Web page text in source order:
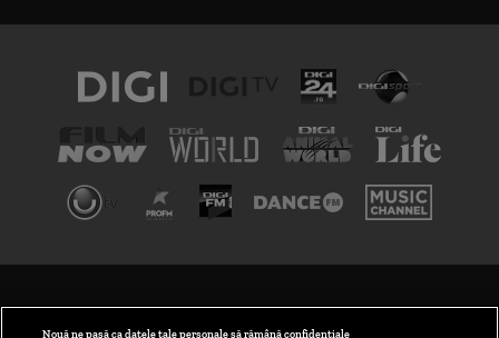
Nouă ne pasă ca datele tale personale să rămână confidențiale